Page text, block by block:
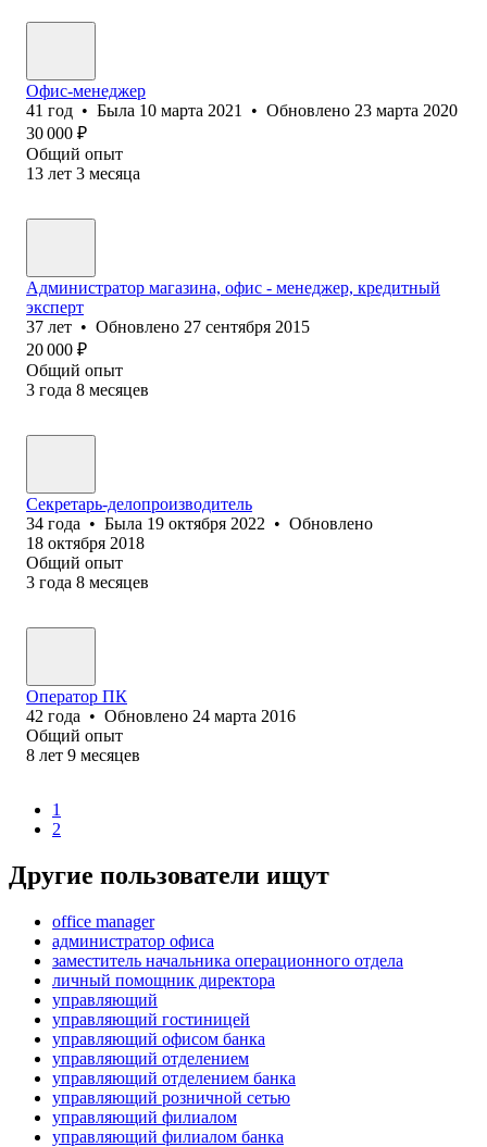
Офис-менеджер
41 год • Была 10 марта 2021 • Обновлено 23 марта 2020
30 000 ₽
Общий опыт
13 лет 3 месяца
Администратор магазина, офис - менеджер, кредитный
эксперт
37 лет • Обновлено 27 сентября 2015
20 000 ₽
Общий опыт
3 года 8 месяцев
Секретарь-делопроизводитель
34 года • Была 19 октября 2022 • Обновлено
18 октября 2018
Общий опыт
3 года 8 месяцев
Оператор ПК
42 года • Обновлено 24 марта 2016
Общий опыт
8 лет 9 месяцев
1
2
Другие пользователи ищут
office manager
администратор офиса
заместитель начальника операционного отдела
личный помощник директора
управляющий
управляющий гостиницей
управляющий офисом банка
управляющий отделением
управляющий отделением банка
управляющий розничной сетью
управляющий филиалом
управляющий филиалом банка